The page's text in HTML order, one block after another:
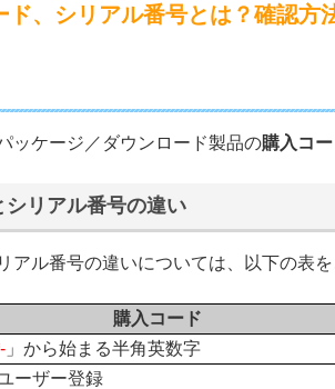
ド、シリアル番号とは？確認方
ッケージ／ダウンロード製品の購入コ
シリアル番号の違い
アル番号の違いについては、以下の表
購入コード
」から始まる半角英数字
ーザー登録